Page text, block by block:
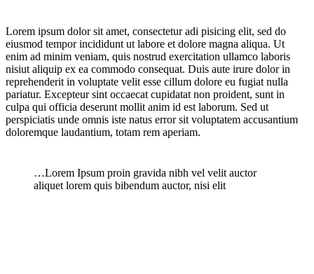
Lorem ipsum dolor sit amet, consectetur adi pisicing elit, sed do
eiusmod tempor incididunt ut labore et dolore magna aliqua. Ut
enim ad minim veniam, quis nostrud exercitation ullamco laboris
nisiut aliquip ex ea commodo consequat. Duis aute irure dolor in
reprehenderit in voluptate velit esse cillum dolore eu fugiat nulla
pariatur. Excepteur sint occaecat cupidatat non proident, sunt in
culpa qui officia deserunt mollit anim id est laborum. Sed ut
perspiciatis unde omnis iste natus error sit voluptatem accusantium
doloremque laudantium, totam rem aperiam.
…Lorem Ipsum proin gravida nibh vel velit auctor
aliquet lorem quis bibendum auctor, nisi elit